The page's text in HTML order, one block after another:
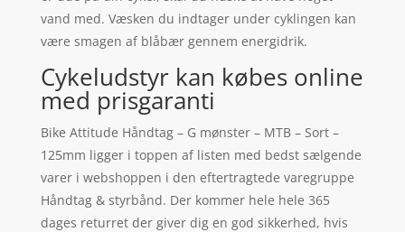
vand med. Væsken du indtager under cyklingen kan
være smagen af blåbær gennem energidrik.
Cykeludstyr kan købes online
med prisgaranti
Bike Attitude Håndtag – G mønster – MTB – Sort –
125mm ligger i toppen af listen med bedst sælgende
varer i webshoppen i den eftertragtede varegruppe
Håndtag & styrbånd. Der kommer hele hele 365
dages returret der giver dig en god sikkerhed, hvis